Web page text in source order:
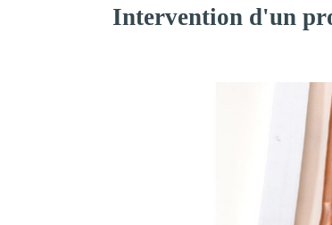
Intervention d'un